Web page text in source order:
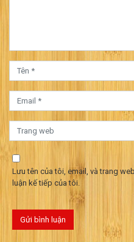
Lưu tên của tôi, email, và trang
luận kế tiếp của tôi.